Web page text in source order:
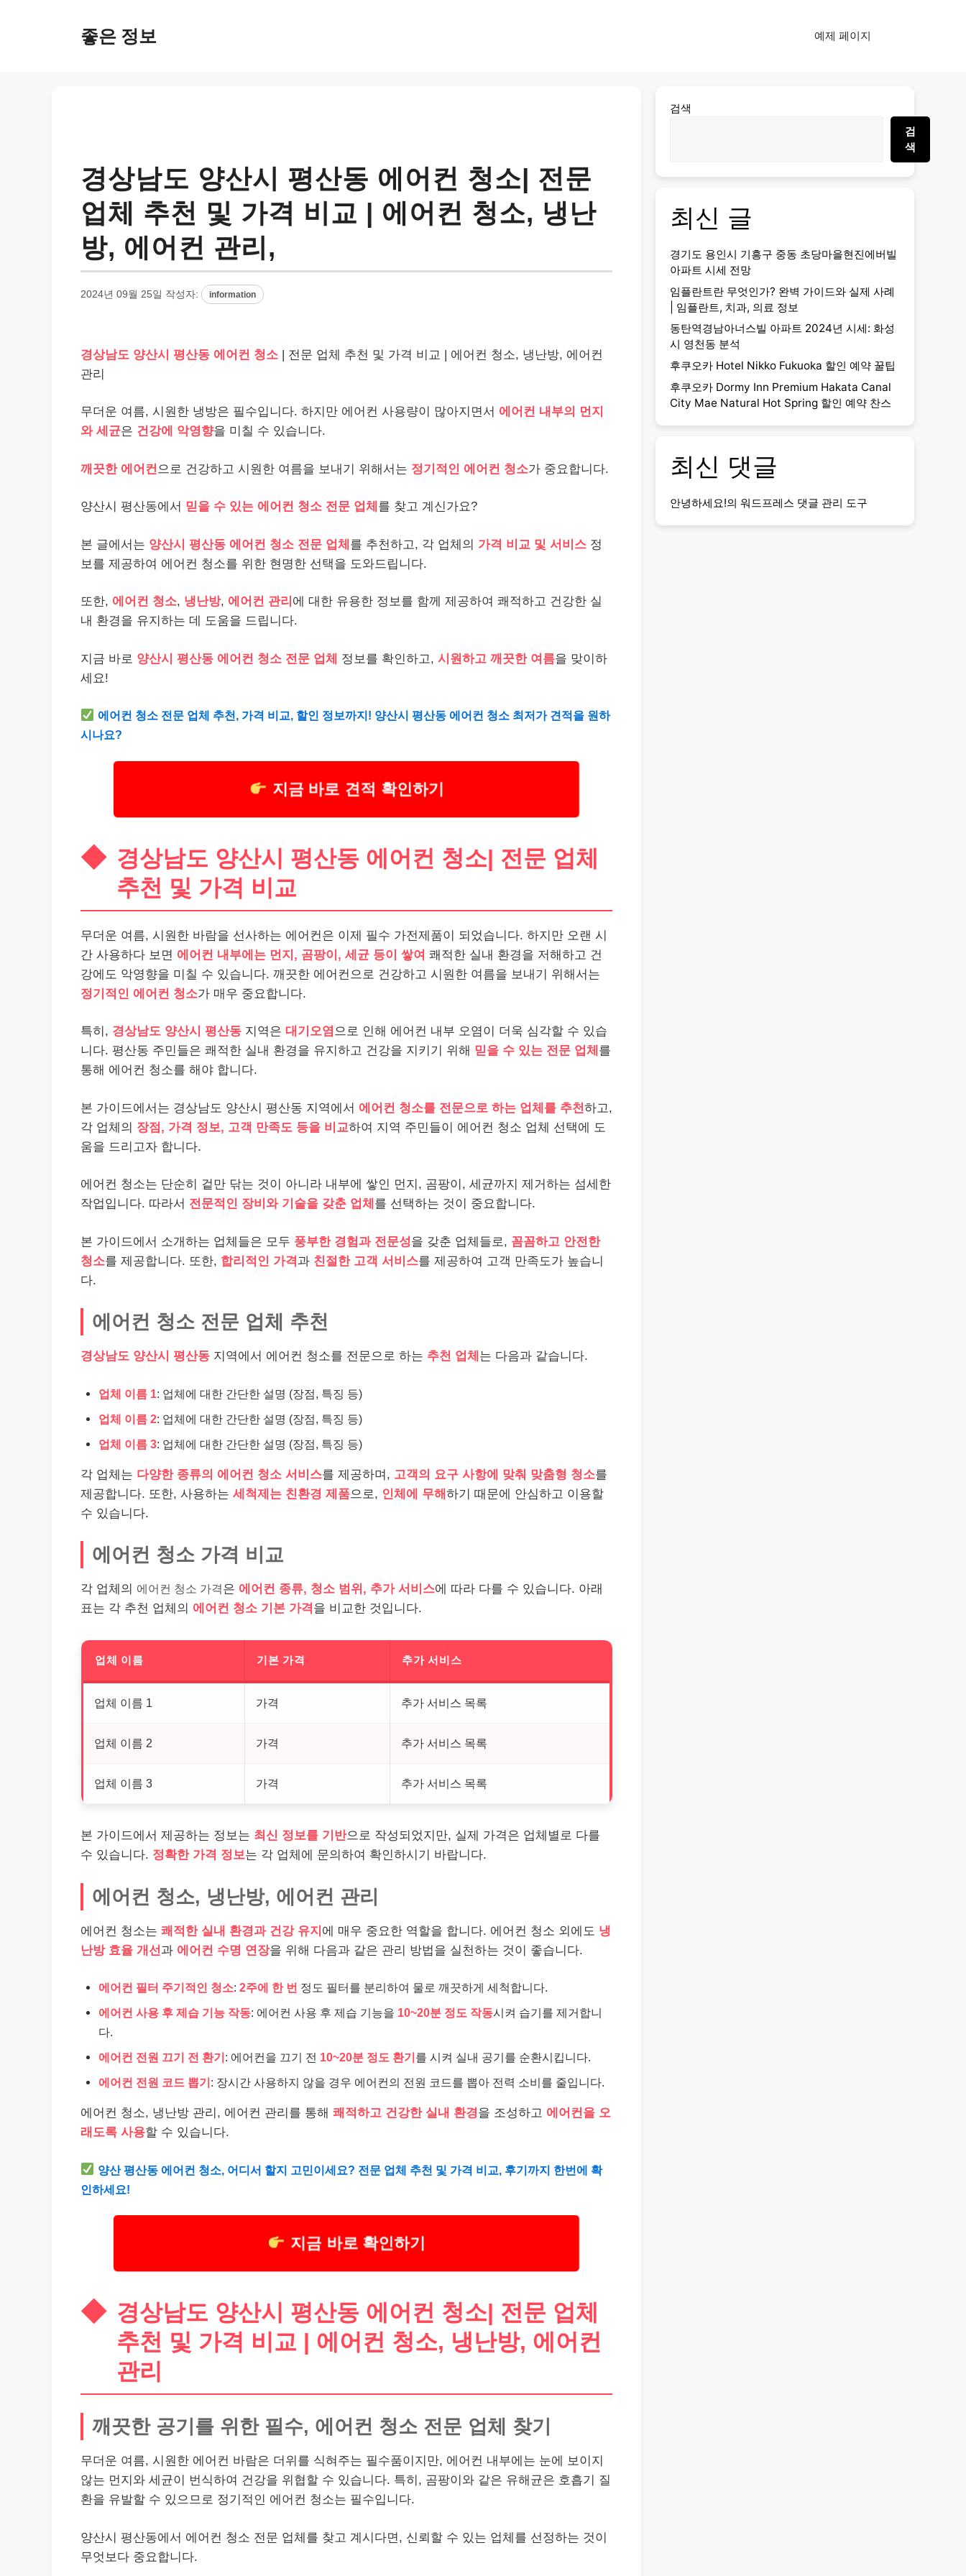
좋은 정보 예제 페이지
경상남도 양산시 평산동 에어컨 청소| 전문
업체 추천 및 가격 비교 | 에어컨 청소, 냉난
방, 에어컨 관리,
2024년 09월 25일 작성자: information
경상남도 양산시 평산동 에어컨 청소 | 전문 업체 추천 및 가격 비교 | 에어컨 청소, 냉난방, 에어컨
관리
무더운 여름, 시원한 냉방은 필수입니다. 하지만 에어컨 사용량이 많아지면서 에어컨 내부의 먼지
와 세균은 건강에 악영향을 미칠 수 있습니다.
깨끗한 에어컨 으로 건강하고 시원한 여름을 보내기 위해서는 정기적인 에어컨 청소가 중요합니다.
양산시 평산동에서 믿을 수 있는 에어컨 청소 전문 업체 를 찾고 계신가요?
본 글에서는 양산시 평산동 에어컨 청소 전문 업체 를 추천하고, 각 업체의 가격 비교 및 서비스 정
보를 제공하여 에어컨 청소를 위한 현명한 선택을 도와드립니다.
또한, 에어컨 청소, 냉난방, 에어컨 관리 에 대한 유용한 정보를 함께 제공하여 쾌적하고 건강한 실
내 환경을 유지하는 데 도움을 드립니다.
지금 바로 양산시 평산동 에어컨 청소 전문 업체 정보를 확인하고, 시원하고 깨끗한 여름을 맞이하
세요!
에어컨 청소 전문 업체 추천, 가격 비교, 할인 정보까지! 양산시 평산동 에어컨 청소 최저가 견적을 원하
시나요?
지금 바로 견적 확인하기
경상남도 양산시 평산동 에어컨 청소| 전문 업체
추천 및 가격 비교
무더운 여름, 시원한 바람을 선사하는 에어컨은 이제 필수 가전제품이 되었습니다. 하지만 오랜 시
간 사용하다 보면 에어컨 내부에는 먼지, 곰팡이, 세균 등이 쌓여 쾌적한 실내 환경을 저해하고 건
강에도 악영향을 미칠 수 있습니다. 깨끗한 에어컨으로 건강하고 시원한 여름을 보내기 위해서는
정기적인 에어컨 청소가 매우 중요합니다.
특히, 경상남도 양산시 평산동 지역은 대기오염 으로 인해 에어컨 내부 오염이 더욱 심각할 수 있습
니다. 평산동 주민들은 쾌적한 실내 환경을 유지하고 건강을 지키기 위해 믿을 수 있는 전문 업체 를
통해 에어컨 청소를 해야 합니다.
본 가이드에서는 경상남도 양산시 평산동 지역에서 에어컨 청소를 전문으로 하는 업체를 추천 하고,
각 업체의 장점, 가격 정보, 고객 만족도 등을 비교하여 지역 주민들이 에어컨 청소 업체 선택에 도
움을 드리고자 합니다.
에어컨 청소는 단순히 겉만 닦는 것이 아니라 내부에 쌓인 먼지, 곰팡이, 세균까지 제거하는 섬세한
작업입니다. 따라서 전문적인 장비와 기술을 갖춘 업체 를 선택하는 것이 중요합니다.
본 가이드에서 소개하는 업체들은 모두 풍부한 경험과 전문성을 갖춘 업체들로, 꼼꼼하고 안전한
청소를 제공합니다. 또한, 합리적인 가격 과 친절한 고객 서비스를 제공하여 고객 만족도가 높습니
다.
에어컨 청소 전문 업체 추천
경상남도 양산시 평산동 지역에서 에어컨 청소를 전문으로 하는 추천 업체 는 다음과 같습니다.
업체 이름 1 : 업체에 대한 간단한 설명 (장점, 특징 등)
업체 이름 2: 업체에 대한 간단한 설명 (장점, 특징 등)
업체 이름 3: 업체에 대한 간단한 설명 (장점, 특징 등)
각 업체는 다양한 종류의 에어컨 청소 서비스를 제공하며, 고객의 요구 사항에 맞춰 맞춤형 청소를
제공합니다. 또한, 사용하는 세척제는 친환경 제품으로, 인체에 무해하기 때문에 안심하고 이용할
수 있습니다.
에어컨 청소 가격 비교
각 업체의 에어컨 청소 가격은 에어컨 종류, 청소 범위, 추가 서비스에 따라 다를 수 있습니다. 아래
표는 각 추천 업체의 에어컨 청소 기본 가격 을 비교한 것입니다.
업체 이름 기본 가격 추가 서비스
업체 이름 1 가격 추가 서비스 목록
업체 이름 2 가격 추가 서비스 목록
업체 이름 3 가격 추가 서비스 목록
본 가이드에서 제공하는 정보는 최신 정보를 기반으로 작성되었지만, 실제 가격은 업체별로 다를
수 있습니다. 정확한 가격 정보는 각 업체에 문의하여 확인하시기 바랍니다.
에어컨 청소, 냉난방, 에어컨 관리
에어컨 청소는 쾌적한 실내 환경과 건강 유지 에 매우 중요한 역할을 합니다. 에어컨 청소 외에도 냉
난방 효율 개선 과 에어컨 수명 연장을 위해 다음과 같은 관리 방법을 실천하는 것이 좋습니다.
에어컨 필터 주기적인 청소: 2주에 한 번 정도 필터를 분리하여 물로 깨끗하게 세척합니다.
에어컨 사용 후 제습 기능 작동: 에어컨 사용 후 제습 기능을 10~20분 정도 작동시켜 습기를 제거합니
다.
에어컨 전원 끄기 전 환기: 에어컨을 끄기 전 10~20분 정도 환기를 시켜 실내 공기를 순환시킵니다.
에어컨 전원 코드 뽑기: 장시간 사용하지 않을 경우 에어컨의 전원 코드를 뽑아 전력 소비를 줄입니다.
에어컨 청소, 냉난방 관리, 에어컨 관리를 통해 쾌적하고 건강한 실내 환경을 조성하고 에어컨을 오
래도록 사용할 수 있습니다.
양산 평산동 에어컨 청소, 어디서 할지 고민이세요? 전문 업체 추천 및 가격 비교, 후기까지 한번에 확
인하세요!
지금 바로 확인하기
경상남도 양산시 평산동 에어컨 청소| 전문 업체
추천 및 가격 비교 | 에어컨 청소, 냉난방, 에어컨
관리
깨끗한 공기를 위한 필수, 에어컨 청소 전문 업체 찾기
무더운 여름, 시원한 에어컨 바람은 더위를 식혀주는 필수품이지만, 에어컨 내부에는 눈에 보이지
않는 먼지와 세균이 번식하여 건강을 위협할 수 있습니다. 특히, 곰팡이와 같은 유해균은 호흡기 질
환을 유발할 수 있으므로 정기적인 에어컨 청소는 필수입니다.
양산시 평산동에서 에어컨 청소 전문 업체를 찾고 계시다면, 신뢰할 수 있는 업체를 선정하는 것이
무엇보다 중요합니다.
검색
검
색
최신 글
경기도 용인시 기흥구 중동 초당마을현진에버빌
아파트 시세 전망
임플란트란 무엇인가? 완벽 가이드와 실제 사례
| 임플란트, 치과, 의료 정보
동탄역경남아너스빌 아파트 2024년 시세: 화성
시 영천동 분석
후쿠오카 Hotel Nikko Fukuoka 할인 예약 꿀팁
후쿠오카 Dormy Inn Premium Hakata Canal
City Mae Natural Hot Spring 할인 예약 찬스
최신 댓글
안녕하세요!의 워드프레스 댓글 관리 도구